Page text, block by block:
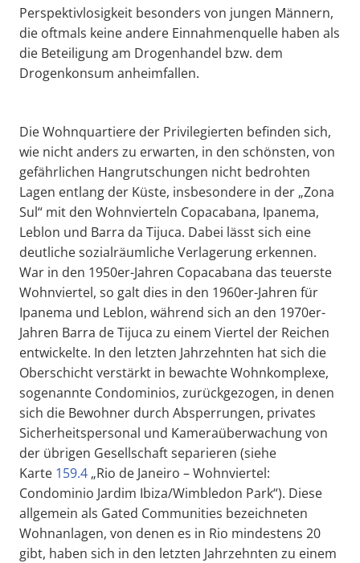
Perspektivlosigkeit besonders von jungen Männern,
die oftmals keine andere Einnahmenquelle haben als
die Beteiligung am Drogenhandel bzw. dem
Drogenkonsum anheimfallen.
Die Wohnquartiere der Privilegierten befinden sich,
wie nicht anders zu erwarten, in den schönsten, von
gefährlichen Hangrutschungen nicht bedrohten
Lagen entlang der Küste, insbesondere in der „Zona
Sul“ mit den Wohnvierteln Copacabana, Ipanema,
Leblon und Barra da Tijuca. Dabei lässt sich eine
deutliche sozialräumliche Verlagerung erkennen.
War in den 1950er-Jahren Copacabana das teuerste
Wohnviertel, so galt dies in den 1960er-Jahren für
Ipanema und Leblon, während sich an den 1970er-
Jahren Barra de Tijuca zu einem Viertel der Reichen
entwickelte. In den letzten Jahrzehnten hat sich die
Oberschicht verstärkt in bewachte Wohnkomplexe,
sogenannte Condominios, zurückgezogen, in denen
sich die Bewohner durch Absperrungen, privates
Sicherheitspersonal und Kameraüberwachung von
der übrigen Gesellschaft separieren (siehe
Karte 159.4 „Rio de Janeiro – Wohnviertel:
Condominio Jardim Ibiza/Wimbledon Park“). Diese
allgemein als Gated Communities bezeichneten
Wohnanlagen, von denen es in Rio mindestens 20
gibt, haben sich in den letzten Jahrzehnten zu einem